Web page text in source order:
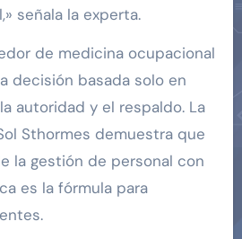
señala la experta.
de medicina ocupacional
decisión basada solo en
autoridad y el respaldo. La
Sthormes demuestra que
la gestión de personal con
es la fórmula para